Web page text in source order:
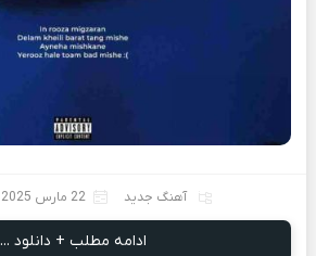
آهنگ جدید 22 مارس 2025
ادامه مطلب + دانلود ...